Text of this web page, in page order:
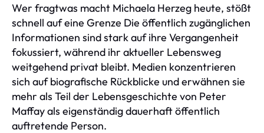
Wer fragtwas macht Michaela Herzeg heute, stößt
schnell auf eine Grenze Die öffentlich zugänglichen
Informationen sind stark auf ihre Vergangenheit
fokussiert, während ihr aktueller Lebensweg
weitgehend privat bleibt. Medien konzentrieren
sich auf biografische Rückblicke und erwähnen sie
mehr als Teil der Lebensgeschichte von Peter
Maffay als eigenständig dauerhaft öffentlich
auftretende Person.